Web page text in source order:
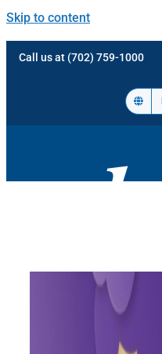
Skip to content
Call us at (702) 759-1000